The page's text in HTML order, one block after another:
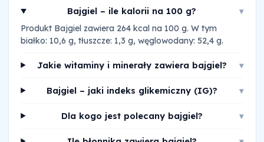
Bajgiel – ile kalorii na 100 g? ▾
Produkt Bajgiel zawiera 264 kcal na 100 g. W tym
białko: 10,6 g, tłuszcze: 1,3 g, węglowodany: 52,4 g.
Jakie witaminy i minerały zawiera bajgiel? ▾
Bajgiel – jaki indeks glikemiczny (IG)? ▾
Dla kogo jest polecany bajgiel? ▾